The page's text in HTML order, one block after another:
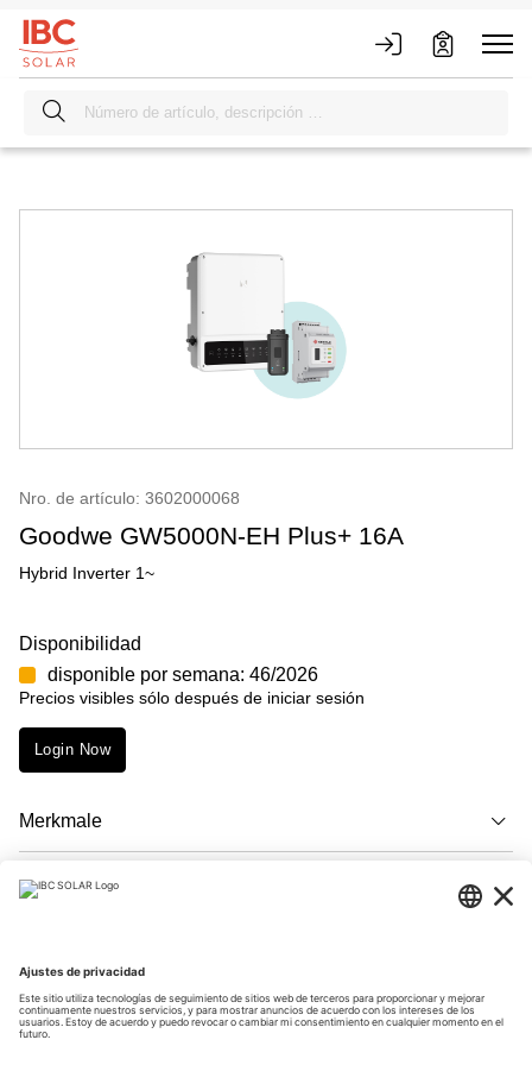
Nro. de artículo: 3602000068
Goodwe GW5000N-EH Plus+ 16A
Hybrid Inverter 1~
Disponibilidad
disponible por semana: 46/2026
Precios visibles sólo después de iniciar sesión
Login Now
Merkmale
Descripción
Descargas